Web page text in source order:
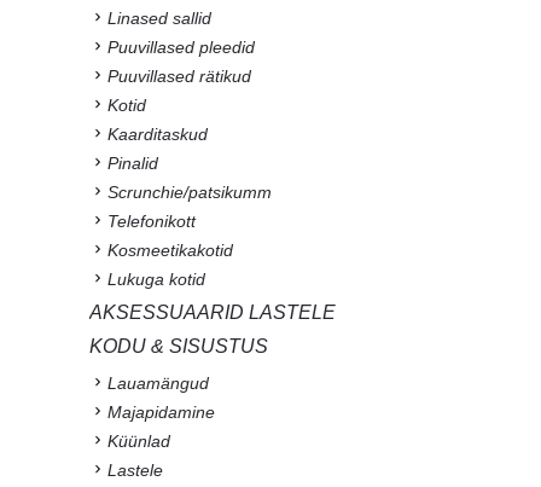
Linased sallid
Puuvillased pleedid
Puuvillased rätikud
Kotid
Kaarditaskud
Pinalid
Scrunchie/patsikumm
Telefonikott
Kosmeetikakotid
Lukuga kotid
AKSESSUAARID LASTELE
KODU & SISUSTUS
Lauamängud
Majapidamine
Küünlad
Lastele